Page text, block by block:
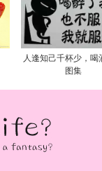
人逢知己千杯少，喝
图集